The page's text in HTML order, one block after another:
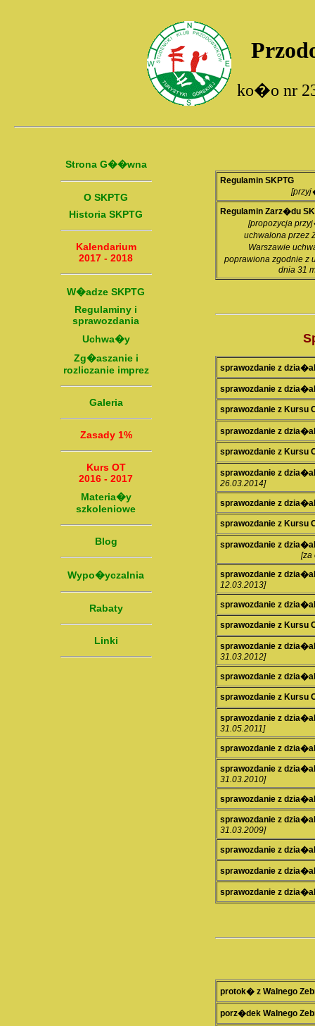
ko�o nr
Strona G��wna
O SKPTG
Historia SKPTG
Kalendarium
2017 - 2018
W�adze SKPTG
Regulaminy i
sprawozdania
Uchwa�y
Zg�aszanie i
rozliczanie imprez
Galeria
Zasady 1%
Kurs OT
2016 - 2017
Materia�y
szkoleniowe
Blog
Wypo�yczalnia
Rabaty
Linki
Regulamin SKPTG
Regulamin Zarz�du
[propozycja
uchwalona przez
Warszawie
poprawiona zgodnie z
dnia 31
sprawozdanie z
sprawozdanie z
sprawozdanie z Kursu
sprawozdanie z
sprawozdanie z Kursu
sprawozdanie z
26.03.2014]
sprawozdanie z
sprawozdanie z Kursu
sprawozdanie z
[za
sprawozdanie z
12.03.2013]
sprawozdanie z
sprawozdanie z Kursu
sprawozdanie z
31.03.2012]
sprawozdanie z
sprawozdanie z Kursu
sprawozdanie z
31.05.2011]
sprawozdanie z
sprawozdanie z
31.03.2010]
sprawozdanie z
sprawozdanie z
31.03.2009]
sprawozdanie z
sprawozdanie z
sprawozdanie z
protok� z Walnego
porz�dek Walnego